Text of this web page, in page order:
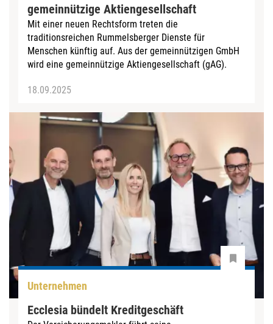
gemeinnützige Aktiengesellschaft
Mit einer neuen Rechtsform treten die
traditionsreichen Rummelsberger Dienste für
Menschen künftig auf. Aus der gemeinnützigen GmbH
wird eine gemeinnützige Aktiengesellschaft (gAG).
18.09.2025
Unternehmen
Ecclesia bündelt Kreditgeschäft